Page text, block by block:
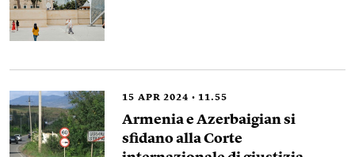
15 APR 2024 11.55
Armenia e Azerbaigian si
sfidano alla Corte